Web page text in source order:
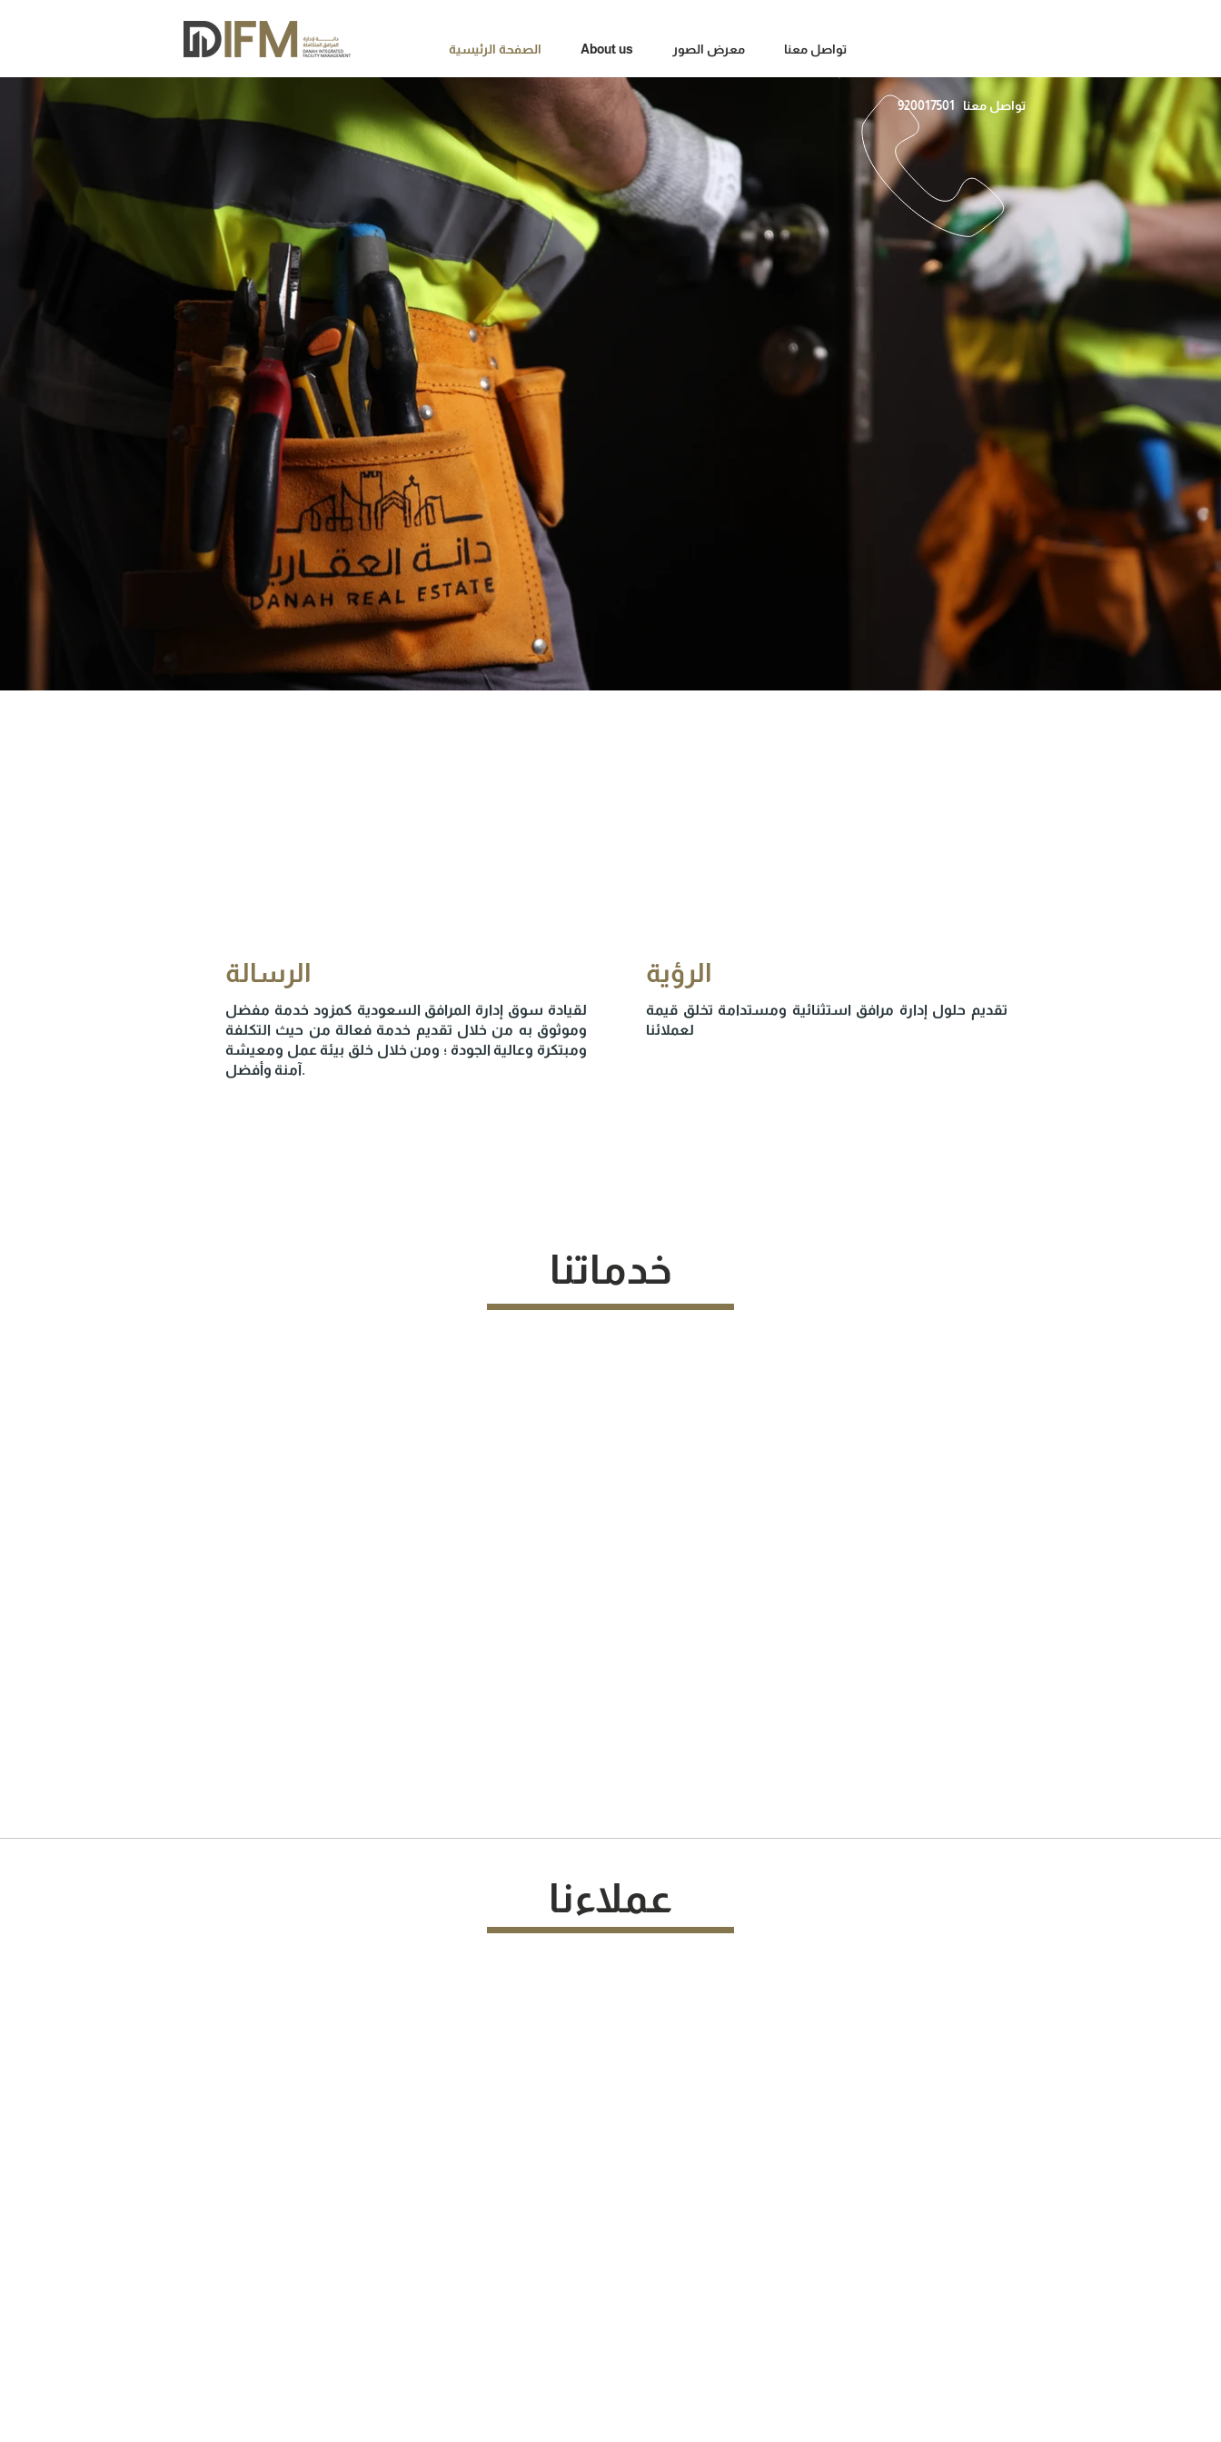
الصفحة الرئيسية About us معرض الصور تواصل معنا
دانـــــــة
لإدارة المـــرافــق المــتـكـامـلـــة
تأسست شركة الراشد للتجارة والمقاولات في عام 1957 وتوسعت بشكل سريع وقوي في مجال المقاولات. وتنوعت مشاريع شركة الراشد
للتجارة والمقاولات في بناء العديد من المنازل والحرُم الجامعية والمراكز الطبية ومشاريع البنية التحتية وأعمال إمدادات المياه ومشاريع السكك
في عام 2020، تم تأسيس شركة دانة العقارية - قسم إدارة المرافق كشركة شقيقة لـ شركة الراشد للتجارة والمقاولات، وهي تقدم إدارة المرافق
المتكاملة للعقارات المملوكة من قبل شركة الراشد للتجارة والمقاولات وغيرها.
تشمل هذه العقارات العديد من المباني السكنية والتجارية، والأبراج المكتبية، ومراكز التسوق، والفنادق.
ومنذ إنشائها، تلتزم دانة لإدارة المرافق المتكاملة بتقديم خدمات ذات جودة عالية وخلق بيئة ومعيشة مستدامة للمستخدمين النهائيين للعقارات.
تتطلع الشركة إلى النمو المستدام وأن تصبح أحد أبرز الشركات الرائدة لإدارة المرافق المتكاملة وخدمات الدعم للعملاء من خلال فريق من الخبراء
ذوي المعرفة المتعمقة والتخصص في مختلف خدمات إدارة المرافق والصحة والسلامة والبيئة المهنية.
تواصل معنا 920017501
الرسالة
لقيادة سوق إدارة المرافق السعودية كمزود خدمة مفضل
وموثوق به من خلال تقديم خدمة فعالة من حيث التكلفة
ومبتكرة وعالية الجودة ؛ ومن خلال خلق بيئة عمل ومعيشة
آمنة وأفضل.
الرؤية
تقديم حلول إدارة مرافق استثنائية ومستدامة تخلق قيمة
لعملائنا
خدماتنا
عملاءنا